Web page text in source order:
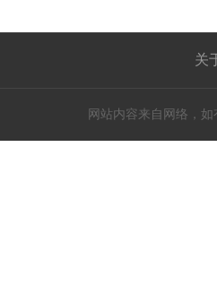
关
网站内容来自网络，